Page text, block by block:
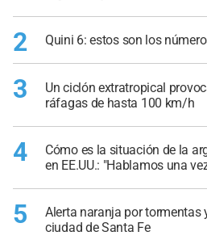
2 Quini 6: estos son los
3
Un ciclón extratropical
ráfagas de hasta 100 km/h
4
Cómo es la situación de la
en EE.UU.: "Hablamos una
5
Alerta naranja por tormentas
ciudad de Santa Fe